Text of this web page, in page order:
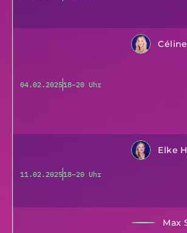
04.02.202518–20 Uhr
11.02.202518–20 Uhr
Elke
Max